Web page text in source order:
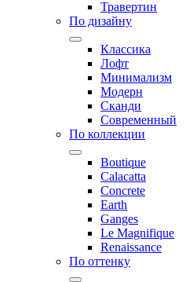
Травертин
По дизайну
Классика
Лофт
Минимализм
Модерн
Сканди
Современный
По коллекции
Boutique
Calacatta
Concrete
Earth
Ganges
Le Magnifique
Renaissance
По оттенку